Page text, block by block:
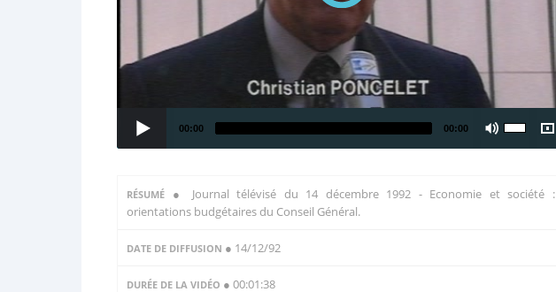
00:00 00:00
RÉSUMÉ ● Journal télévisé du 14 décembre 1992 - Economie et société :
orientations budgétaires du Conseil Général.
DATE DE DIFFUSION ● 14/12/92
DURÉE DE LA VIDÉO ● 00:01:38